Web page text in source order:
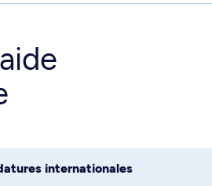
internationales